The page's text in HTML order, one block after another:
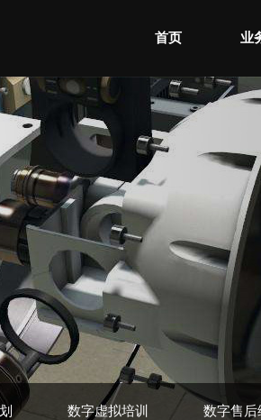
首页 业
智慧
智慧
可视
数字虚拟培训 数字售后